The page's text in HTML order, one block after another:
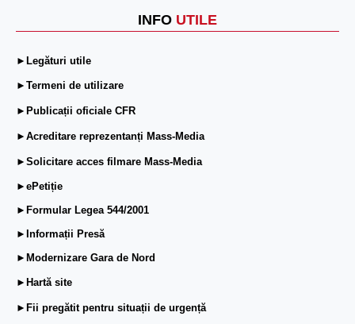
INFO UTILE
►Legături utile
►Termeni de utilizare
►Publicații oficiale CFR
►Acreditare reprezentanți Mass-Media
►Solicitare acces filmare Mass-Media
►ePetiție
►Formular Legea 544/2001
►Informații Presă
►Modernizare Gara de Nord
►Hartă site
►Fii pregătit pentru situații de urgență